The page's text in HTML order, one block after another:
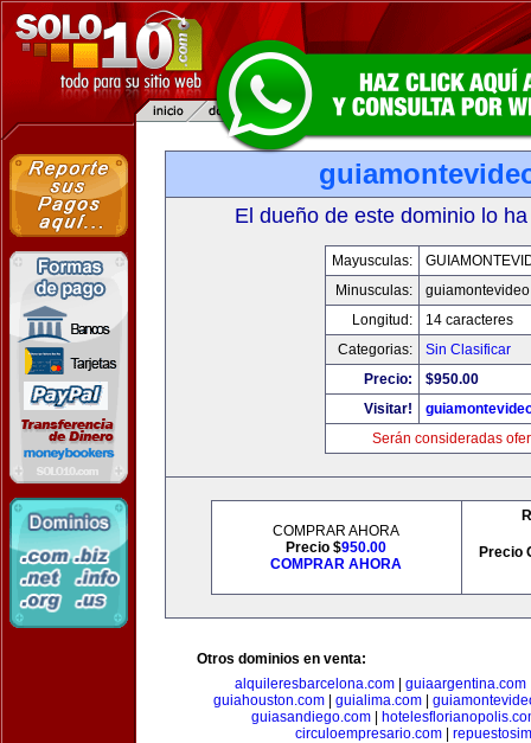
El dueño de este dominio lo
Mayusculas:
Minusculas:
Longitud:
14 caracteres
Categorias:
Sin Clasificar
Precio:
$950.00
Visitar!
Serán consideradas
COMPRAR AHORA
Precio $950.00
COMPRAR AHORA
Precio
Otros dominios en venta:
alquileresbarcelona.com| guiaargentina.com
guiahouston.com| guialima.com|
guiasandiego.com
circuloempresario.com